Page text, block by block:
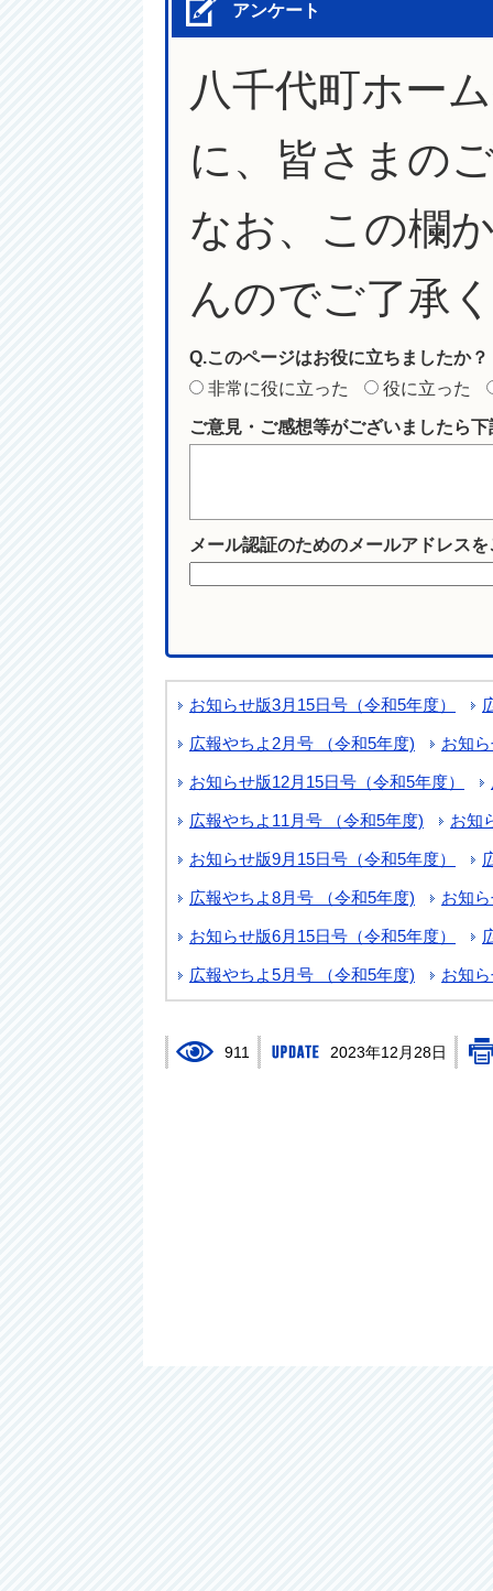
アンケート
八千代町ホー
に、皆さまの
なお、この欄
んのでご了承
Q.このページはお役に立ちましたか？
非常に役に立った
役に立った
ご意見・ご感想等がございましたら
メール認証のためのメールアドレス
お知らせ版3月15日号（令和5年度）
広報やちよ2月号 （令和5年度) お知
お知らせ版12月15日号（令和5年度）
広報やちよ11月号 （令和5年度) お知
お知らせ版9月15日号（令和5年度）
広報やちよ8月号 （令和5年度) お知
お知らせ版6月15日号（令和5年度）
広報やちよ5月号 （令和5年度) お知
911 2023年12月28日